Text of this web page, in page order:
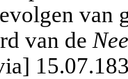
van
van de